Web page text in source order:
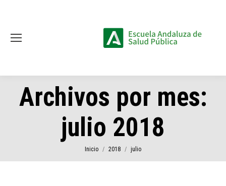
Archivos por mes:
julio 2018
Estás aquí:
Inicio 2018 julio